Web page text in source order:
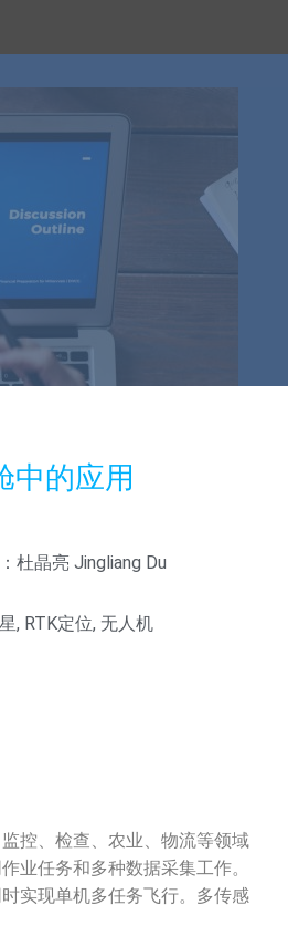
中的应用
杜晶亮 Jingliang Du
, RTK定位, 无人机
控、检查、农业、物流等领域
业任务和多种数据采集工作。
实现单机多任务飞行。多传感